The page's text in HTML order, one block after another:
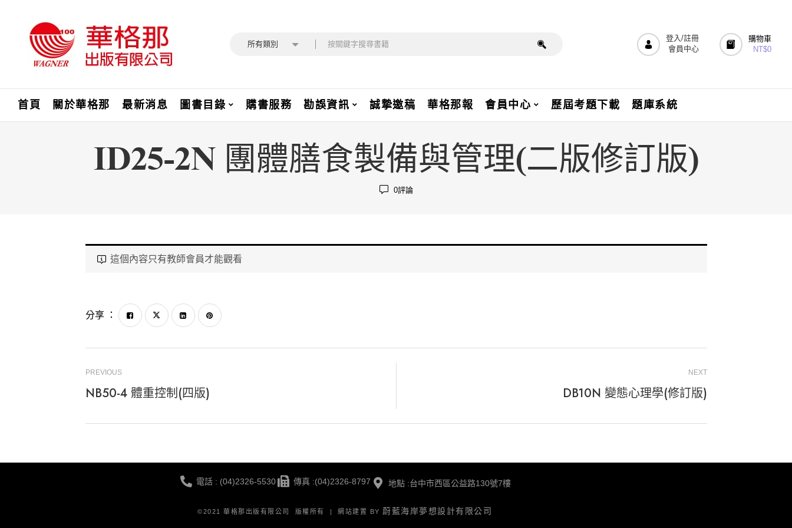
所有類別
登入/註冊
會員中心
購物車
NT$0
首頁 關於華格那 最新消息 圖書目錄 購書服務 勘誤資訊 誠摯邀稿 華格那報 會員中心 歷屆考題下載 題庫系統
ID25-2N 團體膳食製備與管理(二版修訂版)
0評論
這個內容只有教師會員才能觀看
分享 ：
PREVIOUS
NB50-4 體重控制(四版)
NEXT
DB10N 變態心理學(修訂版)
電話 : (04)2326-5530 傳真 :(04)2326-8797 地點 :台中市西區公益路130號7樓
©2021 華格那出版有限公司 版權所有 | 網站建置 BY 蔚藍海岸夢想設計有限公司